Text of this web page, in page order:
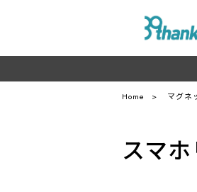
Home マグネ
スマ